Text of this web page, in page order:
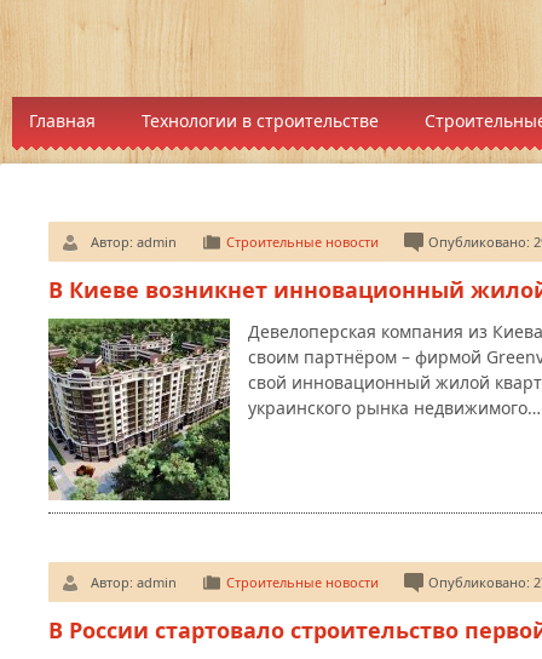
Главная Технологии в строительстве
Автор: admin Строительные новости Опубликовано:
В Киеве возникнет инновационный
Девелоперская компания из
своим партнёром – фирмой
свой инновационный жилой
украинского рынка недвижимого…
Автор: admin Строительные новости Опубликовано:
В России стартовало строительство